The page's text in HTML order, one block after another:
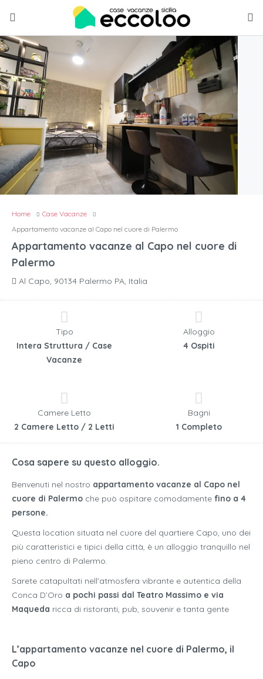
Home
Case Vacanze
Appartamento vacanze al Capo nel cuore di Palermo
Appartamento vacanze al Capo nel cuore di
Palermo
Al Capo, 90134 Palermo PA, Italia
Tipo
Intera Struttura / Case
Vacanze
Alloggio
4 Ospiti
Camere Letto
2 Camere Letto / 2 Letti
Bagni
1 Completo
Cosa sapere su questo alloggio.
Benvenuti nel nostro appartamento vacanze al Capo nel
cuore di Palermo che può ospitare comodamente fino a 4
persone.
Questa location situata nel cuore del quartiere Capo, uno dei
più caratteristici e tipici della città, è un alloggio tranquillo nel
pieno centro di Palermo.
Sarete catapultati nell’atmosfera vibrante e autentica della
Conca D’Oro a pochi passi dal Teatro Massimo e via
Maqueda ricca di ristoranti, pub, souvenir e tanta gente
L’appartamento vacanze nel cuore di Palermo, il
Capo